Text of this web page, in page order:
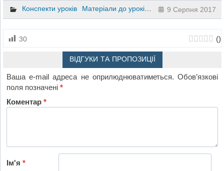
Конспекти уроків Матеріали до уроків Презентації Хімія
9 Серпня 2017
30 ()
ВІДГУКИ ТА ПРОПОЗИЦІЇ
Ваша e-mail адреса не оприлюднюватиметься. Обов’язкові
поля позначені*
Коментар*
Ім'я*